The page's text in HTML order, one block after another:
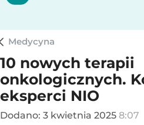
Medycyna
10 nowych terapii
onkologicznych.
eksperci NIO
Dodano: 3 kwietnia 2025 8:07